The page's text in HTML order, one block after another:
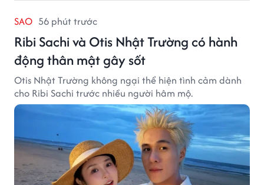
SAO 56 phút trước
Ribi Sachi và Otis Nhật Trường có hành
động thân mật gây sốt
Otis Nhật Trường không ngại thể hiện tình cảm dành
cho Ribi Sachi trước nhiều người hâm mộ.